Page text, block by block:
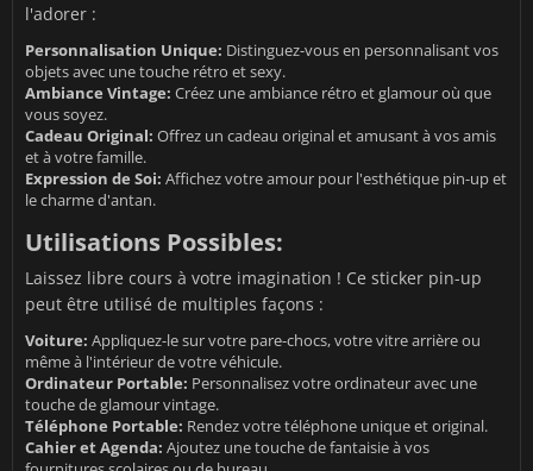
l'adorer :
Personnalisation Unique: Distinguez-vous en personnalisant vos
objets avec une touche rétro et sexy.
Ambiance Vintage: Créez une ambiance rétro et glamour où que
vous soyez.
Cadeau Original: Offrez un cadeau original et amusant à vos amis
et à votre famille.
Expression de Soi: Affichez votre amour pour l'esthétique pin-up et
le charme d'antan.
Utilisations Possibles:
Laissez libre cours à votre imagination ! Ce sticker pin-up
peut être utilisé de multiples façons :
Voiture: Appliquez-le sur votre pare-chocs, votre vitre arrière ou
même à l'intérieur de votre véhicule.
Ordinateur Portable: Personnalisez votre ordinateur avec une
touche de glamour vintage.
Téléphone Portable: Rendez votre téléphone unique et original.
Cahier et Agenda: Ajoutez une touche de fantaisie à vos